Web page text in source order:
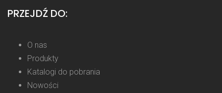
PRZEJDŹ DO:
O nas
Produkty
Katalogi do pobrania
Nowości